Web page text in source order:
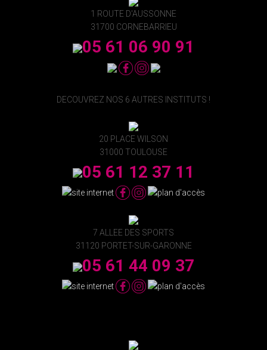
1 ROUTE D'AUSSONNE
31700 CORNEBARRIEU
05 61 06 90 91
DECOUVREZ NOS 6 AUTRES INSTITUTS !
20 PLACE WILSON
31000 TOULOUSE
05 61 12 37 11
7 ALLEE DES SPORTS
31120 PORTET-SUR-GARONNE
05 61 44 09 37